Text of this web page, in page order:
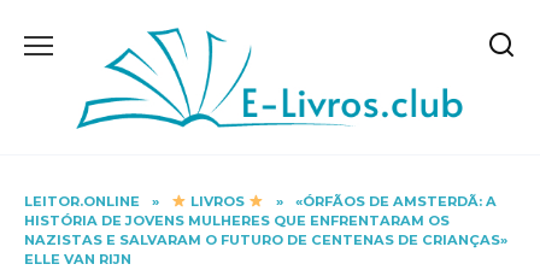
LEITOR.ONLINE » LIVROS »
«ÓRFÃOS DE AMSTERDÃ: A
HISTÓRIA DE JOVENS MULHERES QUE ENFRENTARAM OS
NAZISTAS E SALVARAM O FUTURO DE CENTENAS DE CRIANÇAS»
ELLE VAN RIJN